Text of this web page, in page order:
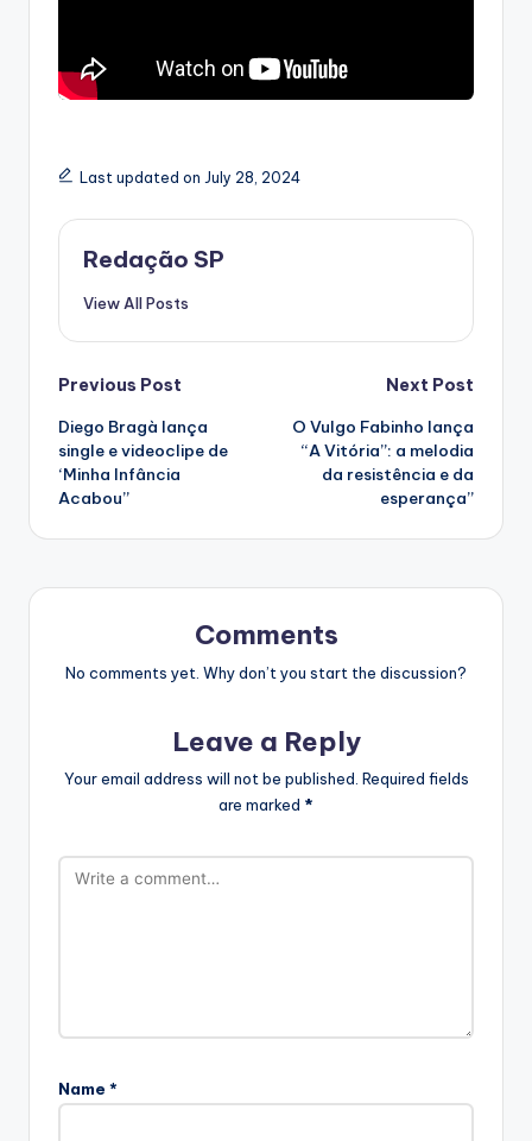
Last updated on July 28, 2024
Redação SP
View All Posts
Post
navigation
Previous Post
Diego Bragà lança
single e videoclipe de
‘Minha Infância
Acabou”
Next Post
O Vulgo Fabinho lança
“A Vitória”: a melodia
da resistência e da
esperança”
Comments
No comments yet. Why don’t you start the discussion?
Leave a Reply
Your email address will not be published. Required fields
are marked *
Name *